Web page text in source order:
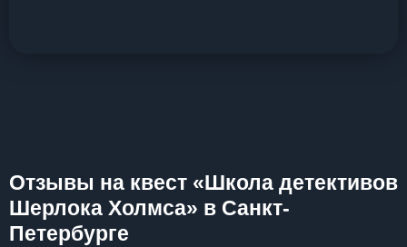
Отзывы на квест «Школа детективов
Шерлока Холмса» в Санкт-
Петербурге